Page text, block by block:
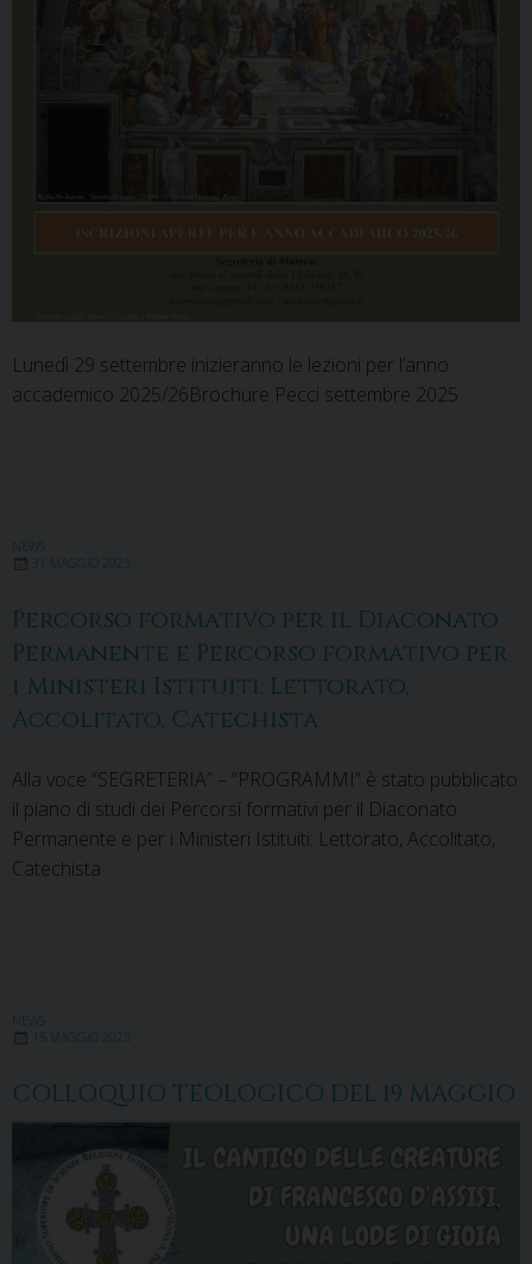
Lunedì 29 settembre inizieranno le lezioni per l’anno
accademico 2025/26Brochure Pecci settembre 2025
NEWS
31 MAGGIO 2025
Percorso formativo per il Diaconato
Permanente e Percorso formativo per
i Ministeri Istituiti: Lettorato,
Accolitato, Catechista
Alla voce “SEGRETERIA” – “PROGRAMMI” è stato pubblicato
il piano di studi dei Percorsi formativi per il Diaconato
Permanente e per i Ministeri Istituiti: Lettorato, Accolitato,
Catechista
NEWS
15 MAGGIO 2025
COLLOQUIO TEOLOGICO DEL 19 MAGGIO